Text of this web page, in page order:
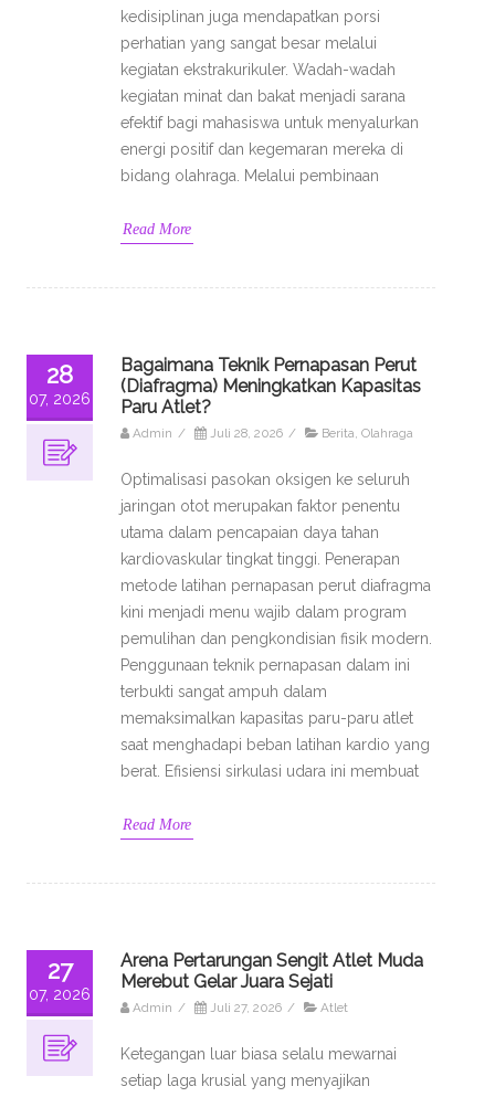
kedisiplinan juga mendapatkan porsi
perhatian yang sangat besar melalui
kegiatan ekstrakurikuler. Wadah-wadah
kegiatan minat dan bakat menjadi sarana
efektif bagi mahasiswa untuk menyalurkan
energi positif dan kegemaran mereka di
bidang olahraga. Melalui pembinaan
Read More
28
07, 2026
Bagaimana Teknik Pernapasan Perut
(Diafragma) Meningkatkan Kapasitas
Paru Atlet?
Admin / Juli 28, 2026 / Berita, Olahraga
Optimalisasi pasokan oksigen ke seluruh
jaringan otot merupakan faktor penentu
utama dalam pencapaian daya tahan
kardiovaskular tingkat tinggi. Penerapan
metode latihan pernapasan perut diafragma
kini menjadi menu wajib dalam program
pemulihan dan pengkondisian fisik modern.
Penggunaan teknik pernapasan dalam ini
terbukti sangat ampuh dalam
memaksimalkan kapasitas paru-paru atlet
saat menghadapi beban latihan kardio yang
berat. Efisiensi sirkulasi udara ini membuat
Read More
27
07, 2026
Arena Pertarungan Sengit Atlet Muda
Merebut Gelar Juara Sejati
Admin / Juli 27, 2026 / Atlet
Ketegangan luar biasa selalu mewarnai
setiap laga krusial yang menyajikan